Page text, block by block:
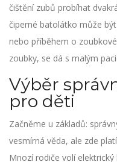
čištění zubů probíhat
čiperné batolátko může
nebo příběhem o
zoubky, se dá s malým
Výběr
pro děti
Začněme u základů:
vesmírná věda, ale zde
Mnozí rodiče volí